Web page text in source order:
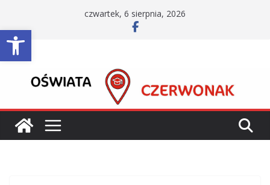
Otwórz pasek narzędzi
treści
czwartek, 6 sierpnia, 2026